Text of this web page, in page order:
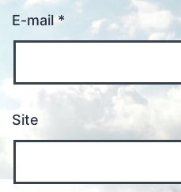
E-mail*
Site